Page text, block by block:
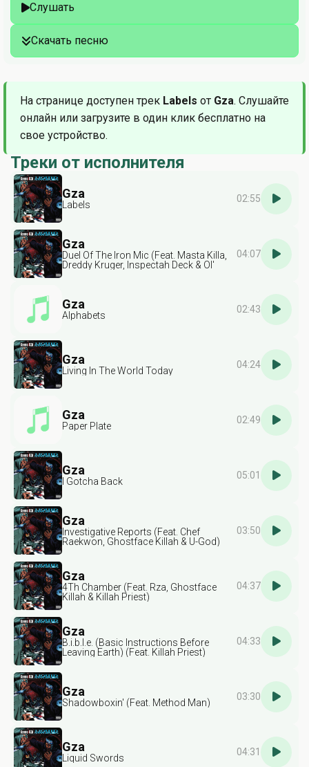
Слушать
Скачать песню
На странице доступен трек Labels от Gza. Слушайте
онлайн или загрузите в один клик бесплатно на
свое устройство.
Треки от исполнителя
Gza
Labels
02:55
Gza
Duel Of The Iron Mic (Feat. Masta Killa,
Dreddy Kruger, Inspectah Deck & Ol'
04:07
Gza
Alphabets
02:43
Gza
Living In The World Today
04:24
Gza
Paper Plate
02:49
Gza
I Gotcha Back
05:01
Gza
Investigative Reports (Feat. Chef
Raekwon, Ghostface Killah & U-God)
03:50
Gza
4Th Chamber (Feat. Rza, Ghostface
Killah & Killah Priest)
04:37
Gza
B.i.b.l.e. (Basic Instructions Before
Leaving Earth) (Feat. Killah Priest)
04:33
Gza
Shadowboxin' (Feat. Method Man)
03:30
Gza
Liquid Swords
04:31